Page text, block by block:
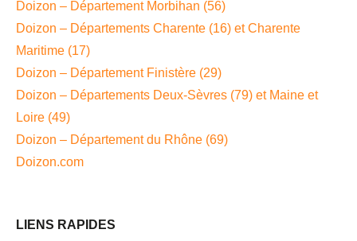
Doizon – Département Morbihan (56)
Doizon – Départements Charente (16) et Charente
Maritime (17)
Doizon – Département Finistère (29)
Doizon – Départements Deux-Sèvres (79) et Maine et
Loire (49)
Doizon – Département du Rhône (69)
Doizon.com
LIENS RAPIDES